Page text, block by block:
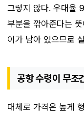
그렇지 않다. 우대율
부분을 깎아준다는
이가 남아 있으므로
공항 수령이 무조
대체로 가격은 높게